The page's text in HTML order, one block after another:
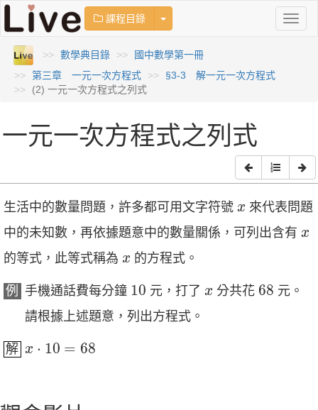
課程目錄 Toggle Dropdown
數學典目錄
國中數學第一冊
第三章 一元一次方程式
§3-3 解一元一次方程式
(2) 一元一次方程式之列式
一元一次方程式之列式
生活中的數量問題，許多都可用文字符號 x
x 來代表問題
中的未知數，再依據題意中的數量關係，可列出含有 x
x
的等式，此等式稱為 x
x 的方程式。
例 手機通話費每分鐘 10
10 元，打了 x
x 分共花 68
68 元。
請根據上述題意，列出方程式。
解 x ⋅ 10 = 68
x 10= 68